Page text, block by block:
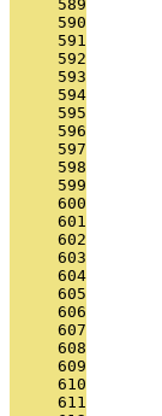
     589
     590
     591
     592
     593
     594
     595
     596
     597
     598
     599
     600
     601
     602
     603
     604
     605
     606
     607
     608
     609
     610
     611